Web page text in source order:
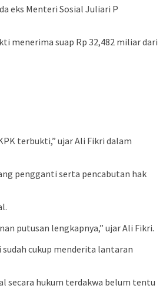
eks Menteri Sosial Juliari P
menerima suap Rp 32,482 miliar dari
terbukti,” ujar Ali Fikri dalam
pengganti serta pencabutan hak
putusan lengkapnya,” ujar Ali Fikri.
cukup menderita lantaran
secara hukum terdakwa belum tentu